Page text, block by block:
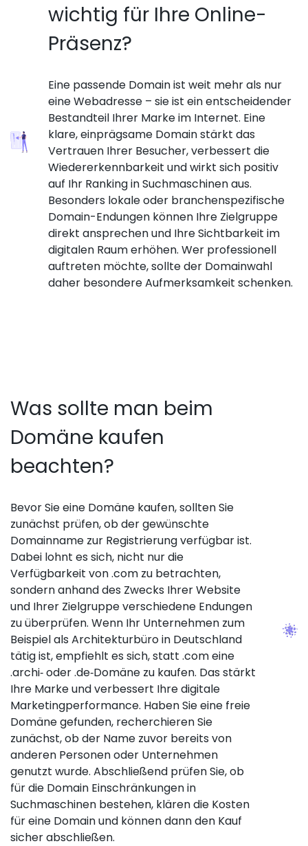
wichtig für Ihre Online-
Präsenz?
Eine passende Domain ist weit mehr als nur
eine Webadresse – sie ist ein entscheidender
Bestandteil Ihrer Marke im Internet. Eine
klare, einprägsame Domain stärkt das
Vertrauen Ihrer Besucher, verbessert die
Wiedererkennbarkeit und wirkt sich positiv
auf Ihr Ranking in Suchmaschinen aus.
Besonders lokale oder branchenspezifische
Domain-Endungen können Ihre Zielgruppe
direkt ansprechen und Ihre Sichtbarkeit im
digitalen Raum erhöhen. Wer professionell
auftreten möchte, sollte der Domainwahl
daher besondere Aufmerksamkeit schenken.
Was sollte man beim
Domäne kaufen
beachten?
Bevor Sie eine Domäne kaufen, sollten Sie
zunächst prüfen, ob der gewünschte
Domainname zur Registrierung verfügbar ist.
Dabei lohnt es sich, nicht nur die
Verfügbarkeit von .com zu betrachten,
sondern anhand des Zwecks Ihrer Website
und Ihrer Zielgruppe verschiedene Endungen
zu überprüfen. Wenn Ihr Unternehmen zum
Beispiel als Architekturbüro in Deutschland
tätig ist, empfiehlt es sich, statt .com eine
.archi‑ oder .de‑Domäne zu kaufen. Das stärkt
Ihre Marke und verbessert Ihre digitale
Marketingperformance. Haben Sie eine freie
Domäne gefunden, recherchieren Sie
zunächst, ob der Name zuvor bereits von
anderen Personen oder Unternehmen
genutzt wurde. Abschließend prüfen Sie, ob
für die Domain Einschränkungen in
Suchmaschinen bestehen, klären die Kosten
für eine Domain und können dann den Kauf
sicher abschließen.